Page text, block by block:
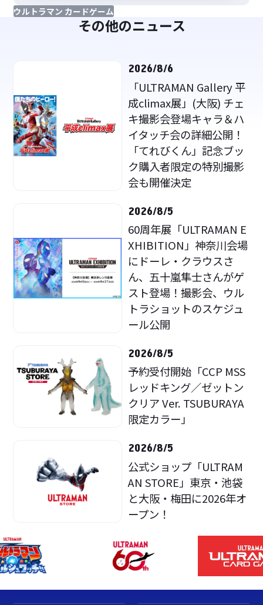
ウルトラマン カードゲーム
その他のニュース
2026/8/6
「ULTRAMAN Gallery 平
成climax展」(大阪) チェ
キ撮影会登場キャラ＆ハ
イタッチ会の詳細公開！
「てれびくん」記念ブッ
ク購入者限定の特別撮影
会も開催決定
2026/8/5
60周年展「ULTRAMAN E
XHIBITION」神奈川会場
にドーレ・クラウスさ
ん、五十嵐隼士さんがゲ
スト登場！撮影会、ウル
トラショットのスケジュ
ール公開
2026/8/5
予約受付開始「CCP MSS
レッドキング／ゼットン
クリア Ver. TSUBURAYA
限定カラー」
2026/8/5
公式ショップ「ULTRAM
AN STORE」東京・池袋
と大阪・梅田に2026年オ
ープン！